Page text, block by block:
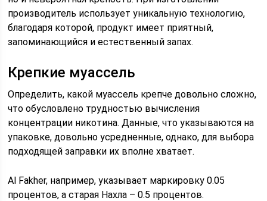
производитель использует уникальную технологию,
благодаря которой, продукт имеет приятный,
запоминающийся и естественный запах.
Крепкие муассель
Определить, какой муассель крепче довольно сложно,
что обусловлено трудностью вычисления
концентрации никотина. Данные, что указываются на
упаковке, довольно усредненные, однако, для выбора
подходящей заправки их вполне хватает.
Al Fakher, например, указывает маркировку 0.05
процентов, а старая Нахла – 0.5 процентов.